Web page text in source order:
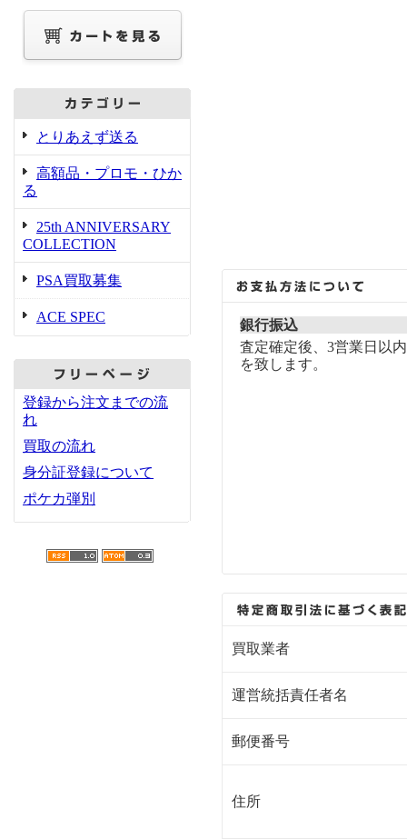
とりあえず送る
高額品・プロモ・ひか
る
25th ANNIVERSARY
COLLECTION
PSA買取募集
ACE SPEC
登録から注文までの流
れ
買取の流れ
身分証登録について
ポケカ弾別
銀行振込
査定確定後、3営業日以
を致します。
買取業者
運営統括責任者名
郵便番号
住所